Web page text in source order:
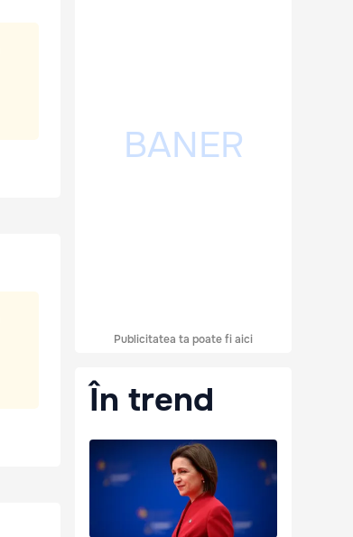
Publicitatea ta poate fi aici
În trend